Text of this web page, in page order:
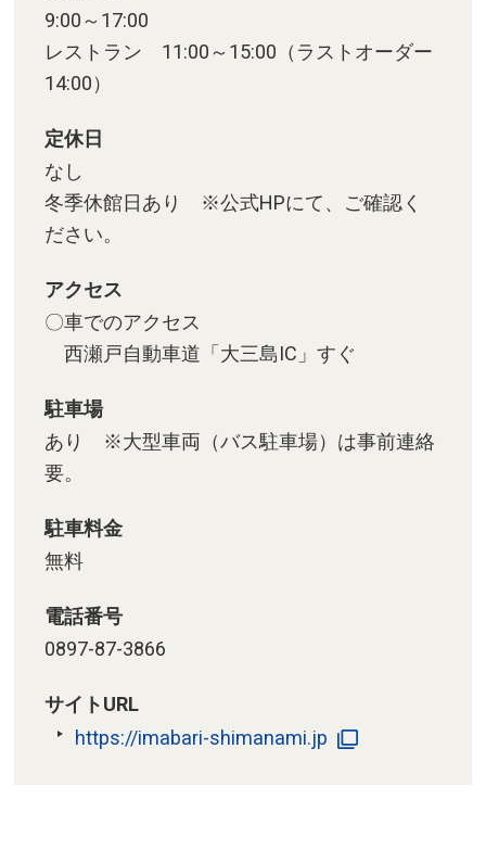
9:00～17:00
レストラン 11:00～15:00（ラストオーダー
14:00）
定休日
なし
冬季休館日あり ※公式HPにて、ご確認く
ださい。
アクセス
〇車でのアクセス
西瀬戸自動車道「大三島IC」すぐ
駐車場
あり ※大型車両（バス駐車場）は事前連絡
要。
駐車料金
無料
電話番号
0897-87-3866
サイトURL
https://imabari-shimanami.jp